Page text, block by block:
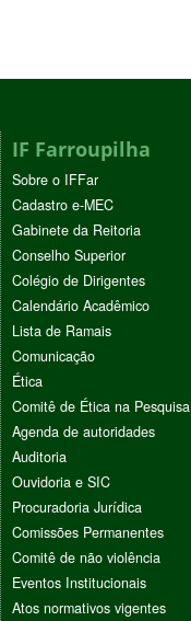
IF Farroupilha
Sobre o IFFar
Cadastro e-MEC
Gabinete da Reitoria
Conselho Superior
Colégio de Dirigentes
Calendário Acadêmico
Lista de Ramais
Comunicação
Ética
Comitê de Ética na Pesquisa
Agenda de autoridades
Auditoria
Ouvidoria e SIC
Procuradoria Jurídica
Comissões Permanentes
Comitê de não violência
Eventos Institucionais
Atos normativos vigentes